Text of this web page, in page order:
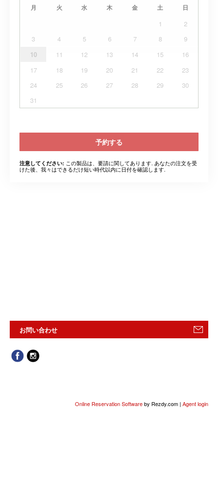
月 火 水 木 金 土 日
1
2
3
4 5 6 7 8
9
10
11 12 13 14 15
16
17
18 19 20 21 22
23
24
25 26 27 28 29
30
31
予約する
注意してください: この製品は、要請に関してあります. あなたの注文を受
けた後、我々はできるだけ短い時代以内に日付を確認します.
お問い合わせ
Online Reservation Softwareby Rezdy.com | Agent login